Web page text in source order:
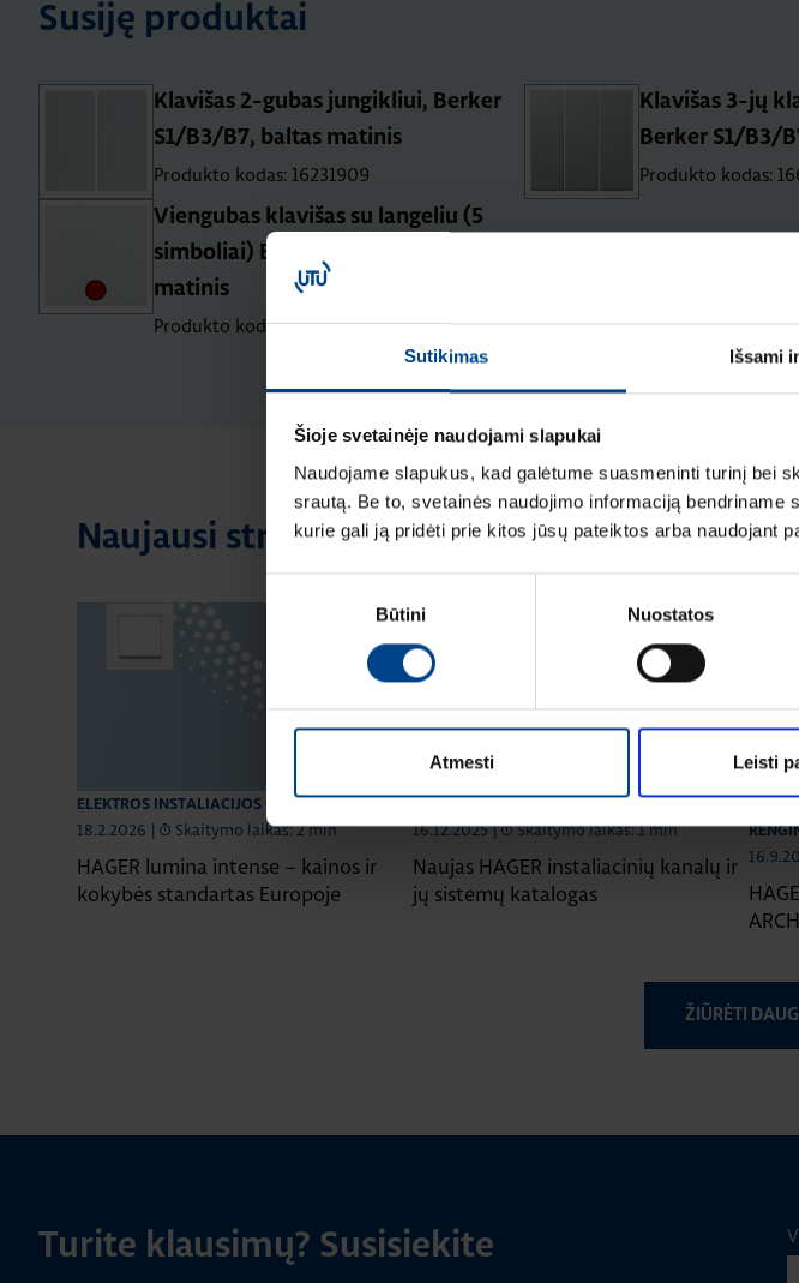
Sutikimas Išsami
Šioje svetainėje naudojami slapukai
Naudojame slapukus, kad galėtume suasmeninti turinį bei
srautą. Be to, svetainės naudojimo informaciją
kurie gali ją pridėti prie kitos jūsų pateiktos arba naudojant
Būtini Nuostatos
Atmesti Leisti
Susiję produktai
Klavišas 2-gubas jungikliui, Berker
S1/B3/B7, baltas matinis
Produkto kodas: 16231909
Klavišas 3-jų
Berker S1/B3/
Produkto kodas:
Viengubas klavišas su langeliu (5
simboliai) Berker S1/B3/B7, baltas
matinis
Produkto kodas: 16211909
Naujausi straipsniai pagal temą Elektros
ELEKTROS INSTALIACIJOS GAMINIAI
18.2.2026 | Skaitymo laikas: 2 min
HAGER lumina intense – kainos ir
kokybės standartas Europoje
16.12.2025 | Skaitymo laikas: 1 min
Naujas HAGER instaliacinių kanalų ir
jų sistemų katalogas
ŽIŪRĖTI
Turite klausimų? Susisiekite